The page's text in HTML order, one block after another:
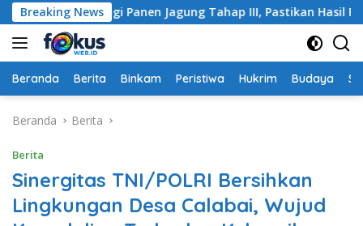
Langsung
ke
konten
Breaking News
Dampingi Panen Jagung Tahap III, Pastikan Hasil Petani
Beranda Berita Binkam Peristiwa Hukrim Budaya
Beranda Berita
Berita
Sinergitas TNI/POLRI Bersihkan
Lingkungan Desa Calabai, Wujud